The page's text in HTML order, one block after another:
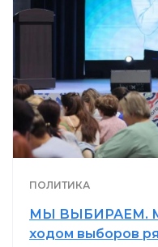
ПОЛИТИКА
МЫ ВЫБИРАЕМ.
ходом выборов